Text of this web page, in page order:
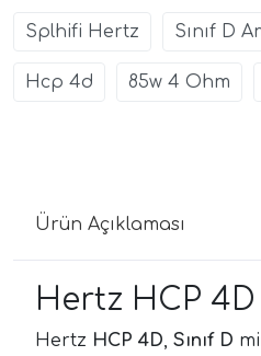
Splhifi Hertz Sınıf D
Hcp 4d 85w 4 Ohm
Ürün Açıklaması
Hertz HCP
Hertz HCP 4D, Sınıf D